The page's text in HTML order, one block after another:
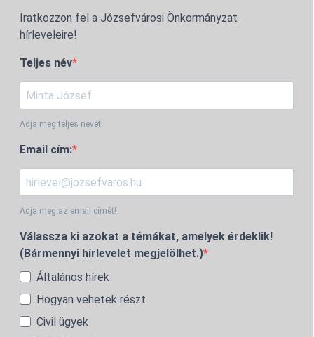
Iratkozzon fel a Józsefvárosi Önkormányzat
hírleveleire!
Teljes név
Adja meg teljes nevét!
Email cím:
Adja meg az email címét!
Válassza ki azokat a témákat, amelyek érdeklik!
(Bármennyi hírlevelet megjelölhet.)
Általános hírek
Hogyan vehetek részt
Civil ügyek